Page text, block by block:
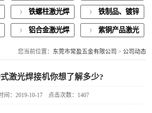
展示
焊接
铁螺柱激光焊
接加工
铁制品、镀锌
板激光焊接
铝合金激光焊
紫铜产品激光
您当前位置： 东莞市常盈五金有限公司 > 公司动态
激光焊接机你想了解多少?
间：2019-10-17 点击次数：1407